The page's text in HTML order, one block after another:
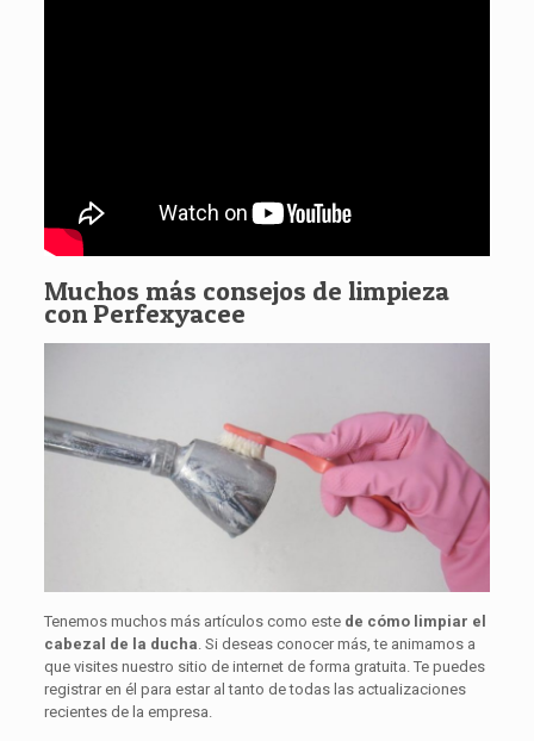
Muchos más consejos de limpieza
con Perfexyacee
Tenemos muchos más artículos como este de cómo limpiar el
cabezal de la ducha . Si deseas conocer más, te animamos a
que visites nuestro sitio de internet de forma gratuita. Te puedes
registrar en él para estar al tanto de todas las actualizaciones
recientes de la empresa.